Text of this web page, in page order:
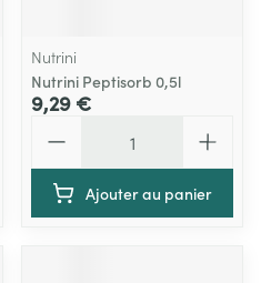
Nutrini
Nutrini Peptisorb 0,5l
9,29 €
Ajouter au panier